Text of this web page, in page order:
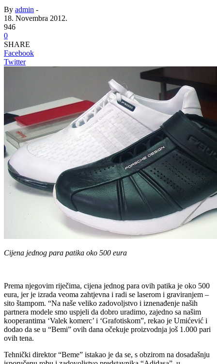
By admin -
18. Novembra 2012.
946
0
SHARE
Facebook
Twitter
Cijena jednog para patika oko 500 eura
Prema njegovim riječima, cijena jednog para ovih patika je oko 500
eura, jer je izrada veoma zahtjevna i radi se laserom i graviranjem –
sito štampom. “Na naše veliko zadovoljstvo i iznenađenje naših
partnera modele smo uspjeli da dobro uradimo, zajedno sa našim
kooperantima ‘Valek komerc’ i ‘Grafotiskom”, rekao je Umićević i
dodao da se u “Bemi” ovih dana očekuje proizvodnja još 1.000 pari
ovih tena.
Tehnički direktor “Beme” istakao je da se, s obzirom na dosadašnju